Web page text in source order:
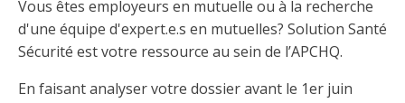
Lois et conseils
Publications
Partenariats
fenêtre
Dispensateurs de formations
Vous êtes employeurs en mutuelle ou à la recherche
d'une équipe d'expert.e.s en mutuelles? Solution Santé
Sécurité est votre ressource au sein de l’APCHQ.
En faisant analyser votre dossier avant le 1er juin